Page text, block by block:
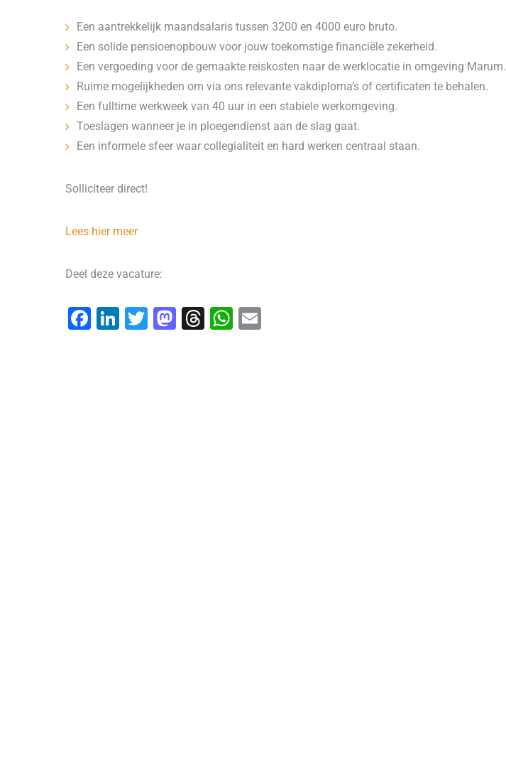
Een aantrekkelijk maandsalaris tussen 3200 en 4000 euro bruto.
Een solide pensioenopbouw voor jouw toekomstige financiële zekerheid.
Een vergoeding voor de gemaakte reiskosten naar de werklocatie in omgeving Marum.
Ruime mogelijkheden om via ons relevante vakdiploma’s of certificaten te behalen.
Een fulltime werkweek van 40 uur in een stabiele werkomgeving.
Toeslagen wanneer je in ploegendienst aan de slag gaat.
Een informele sfeer waar collegialiteit en hard werken centraal staan.
Solliciteer direct!
Lees hier meer
Deel deze vacature:
F
Li
T
M T
W